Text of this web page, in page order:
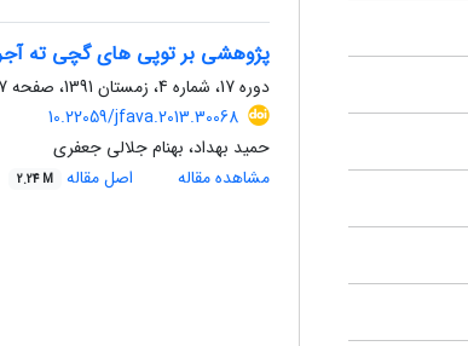
پژوهشی بر توپی های گچی ته
دوره 17، شماره 4، زمستان 1391، صفحه
10.22059/jfava.2013.30068
حمید بهداد، بهنام جلالی جعفری
مشاهده مقاله
اصل مقاله 2.24 M